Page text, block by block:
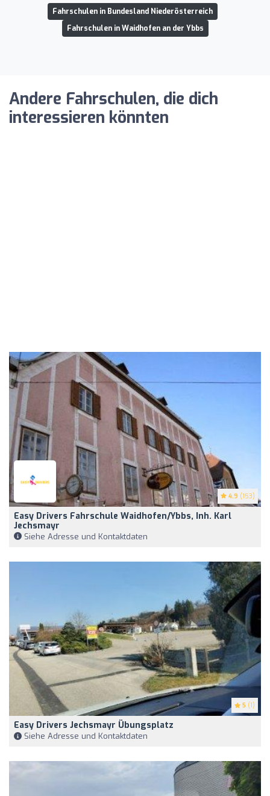
Fahrschulen in Bundesland Niederösterreich
Fahrschulen in Waidhofen an der Ybbs
Andere Fahrschulen, die dich
interessieren könnten
4.9 (153)
Easy Drivers Fahrschule Waidhofen/Ybbs, Inh. Karl
Jechsmayr
Siehe Adresse und Kontaktdaten
5 (1)
Easy Drivers Jechsmayr Übungsplatz
Siehe Adresse und Kontaktdaten